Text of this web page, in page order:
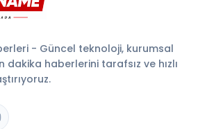
- Güncel teknoloji, kurumsal
dakika haberlerini tarafsız ve hızlı